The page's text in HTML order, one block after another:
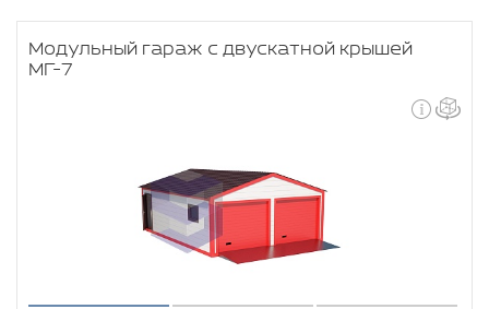
Модульный гараж с двускатной крышей
МГ-7